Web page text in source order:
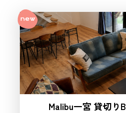
Malibu一宮 貸切り